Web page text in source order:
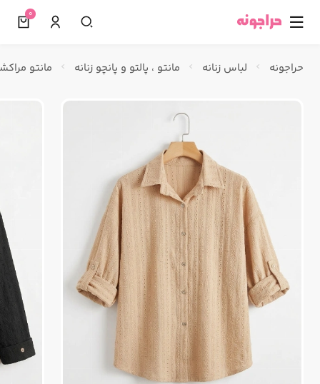
☰
0
حراجونه لباس زنانه مانتو ، پالتو و پانچو زنانه مانتو